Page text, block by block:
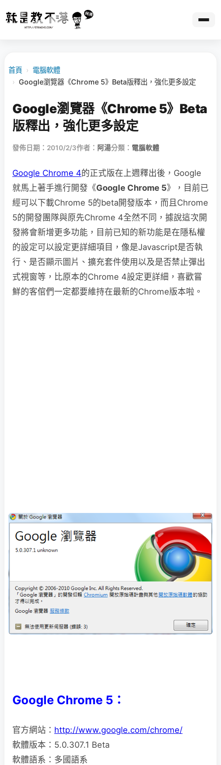
首頁 › 電腦軟體
› Google瀏覽器《Chrome 5》Beta版釋出，強化更多設定
Google瀏覽器《Chrome 5》Beta
版釋出，強化更多設定
發佈日期：2010/2/3作者： 阿湯分類： 電腦軟體
Google Chrome 4的正式版在上週釋出後，Google
就馬上著手進行開發《Google Chrome 5》，目前已
經可以下載Chrome 5的beta開發版本，而且Chrome
5的開發團隊與原先Chrome 4全然不同，據說這次開
發將會新增更多功能，目前已知的新功能是在隱私權
的設定可以設定更詳細項目，像是Javascript是否執
行、是否顯示圖片、擴充套件使用以及是否禁止彈出
式視窗等，比原本的Chrome 4設定更詳細，喜歡嘗
鮮的客倌們一定都要維持在最新的Chrome版本啦。
Google Chrome 5：
官方網站： http://www.google.com/chrome/
軟體版本：5.0.307.1 Beta
軟體語系：多國語系